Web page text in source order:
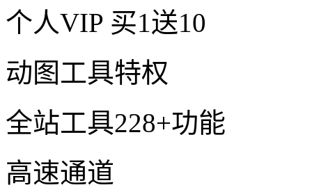
个人VIP 买1送10
动图工具特权
全站工具228+功能
高速通道